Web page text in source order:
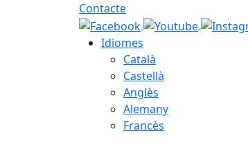
Contacte
Idiomes
Català
Castellà
Anglès
Alemany
Francès